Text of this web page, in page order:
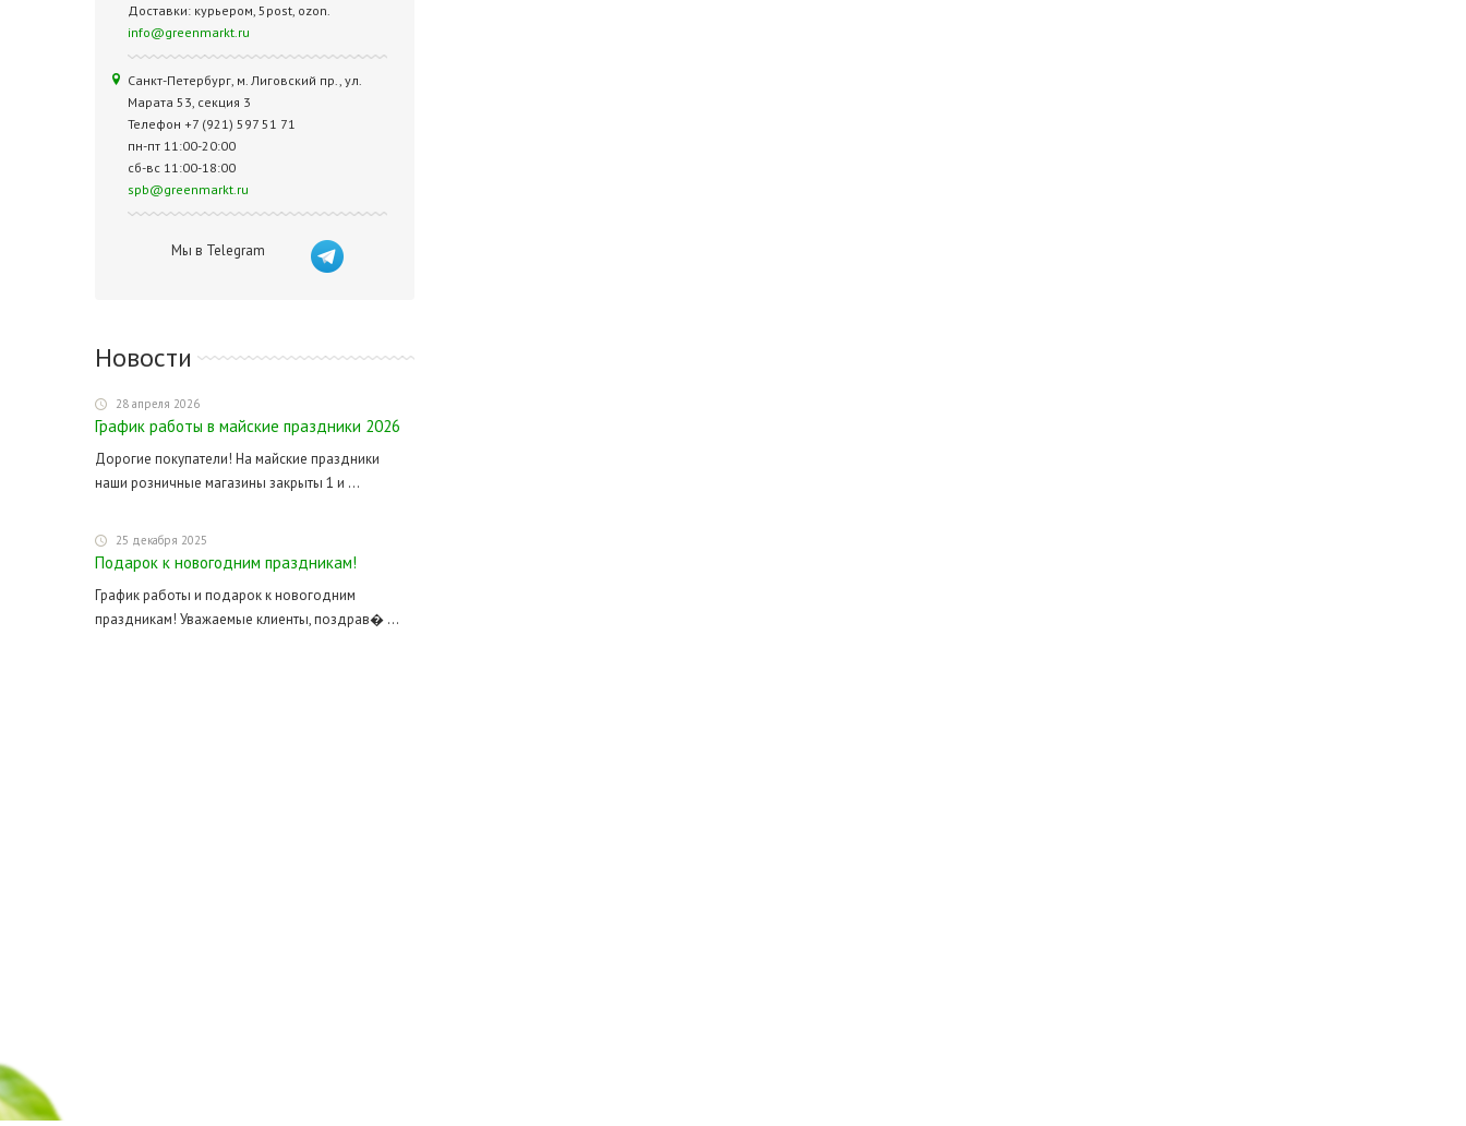
Доставки: курьером, 5post, ozon.
info@greenmarkt.ru
Санкт-Петербург, м. Лиговский пр., ул.
Марата 53, секция 3
Телефон +7 (921) 597 51 71
пн-пт 11:00-20:00
сб-вс 11:00-18:00
spb@greenmarkt.ru
Мы в Telegram
Новости
28 апреля 2026
График работы в майские праздники 2026
Дорогие покупатели! На майские праздники
наши розничные магазины закрыты 1 и ...
25 декабря 2025
Подарок к новогодним праздникам!
График работы и подарок к новогодним
праздникам! Уважаемые клиенты, поздрав� ...